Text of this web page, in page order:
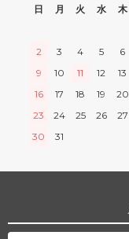
日
月 火 水 木
2
3 4 5 6
9
10 11 12 13
16
17 18 19 20
23
24 25 26 27
30
31